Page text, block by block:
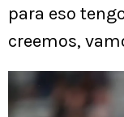
para eso
creemos,